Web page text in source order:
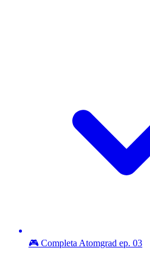
🎮 Completa Atomgrad ep. 03